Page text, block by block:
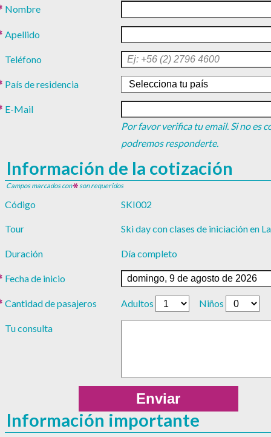
Nombre
Apellido
Teléfono
País de residencia
E-Mail
Por favor verifica tu email. Si no es
podremos responderte.
Información de la cotización
Campos marcados con son requeridos
Código SKI002
Tour Ski day con clases de iniciación en
Duración Día completo
Fecha de inicio
Cantidad de pasajeros Adultos Niños
Tu consulta
Información importante